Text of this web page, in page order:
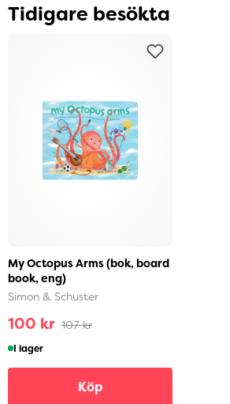
Tidigare besökta
My Octopus Arms (bok, board
book, eng)
Simon & Schuster
100 kr 107 kr
I lager
Köp